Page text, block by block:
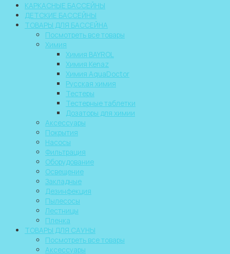
КАРКАСНЫЕ БАССЕЙНЫ
ДЕТСКИЕ БАССЕЙНЫ
ТОВАРЫ ДЛЯ БАССЕЙНА
Посмотреть все товары
Химия
Химия BAYROL
Химия Kenaz
Химия AquaDoctor
Русская химия
Тестеры
Тестерные таблетки
Дозаторы для химии
Аксессуары
Покрытия
Насосы
Фильтрация
Оборудование
Освещение
Закладные
Дезинфекция
Пылесосы
Лестницы
Пленка
ТОВАРЫ ДЛЯ САУНЫ
Посмотреть все товары
Аксессуары